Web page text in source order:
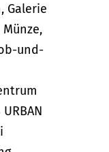
Galerie
und-